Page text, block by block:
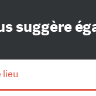
suggère
lieu